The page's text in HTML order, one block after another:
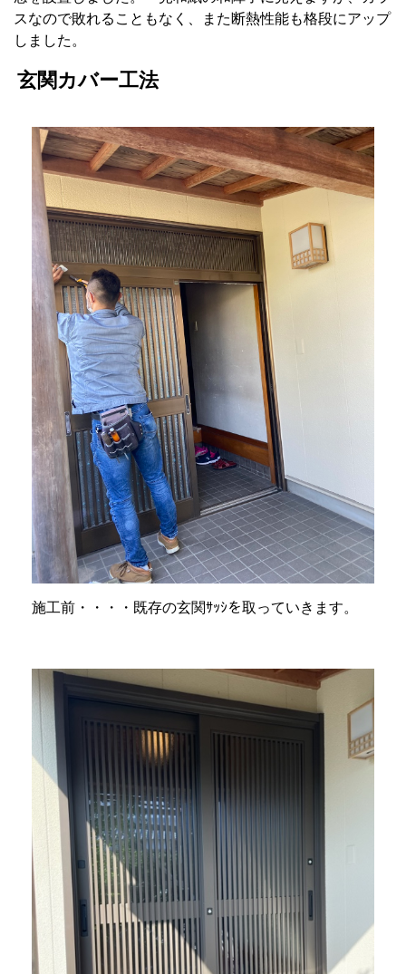
スなので敗れることもなく、また断熱性能も格段にアップ
しました。
玄関カバー工法
施工前・・・・既存の玄関ｻｯｼを取っていきます。